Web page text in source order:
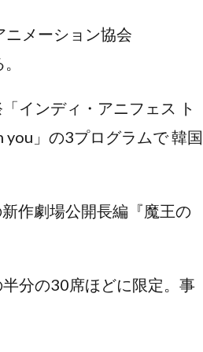
メーション協会
インディ・アニフェス ト
」の3プログラムで 韓国
作劇場公開長編『魔王の
分の30席ほどに限定。事